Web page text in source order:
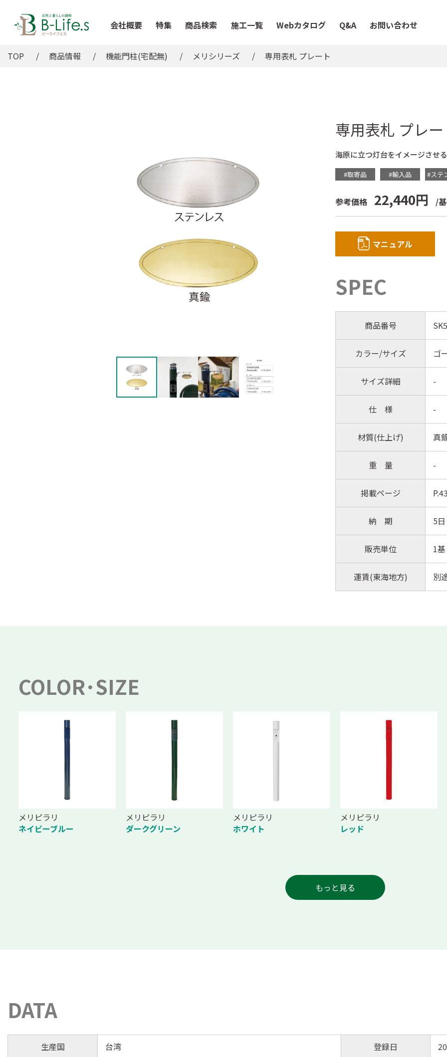
会社概要 特集 商品検索 施工一覧 Webカタログ Q&A お問い合わせ
TOP 商品情報 機能門柱(宅配無) メリシリーズ 専用表札 プレート
専用表札 プレ
海原に立つ灯台をイメージさせ
#取寄品 #輸入品 #ステ
参考価格 22,440円 /
マニュアル
SPEC
商品番号
カラー/サイズ ゴ
サイズ詳細 -
仕 様 -
材質(仕上げ) 真
重 量 -
掲載ページ
納 期 5日
販売単位 1基
運賃(東海地方) 別
COLOR･SIZE
メリピラリ
ネイビーブルー
メリピラリ
ダークグリーン
メリピラリ
ホワイト
メリピラリ
レッド
もっと見る
DATA
生産国 台湾 登録日